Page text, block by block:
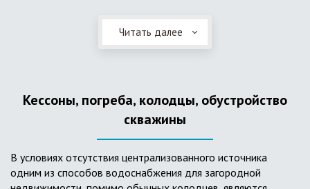
слой дренажа, устроенный из щебня и песка. Для септика
требуется только очищение через определенное время
большую прочность по сравнению с пластиковыми
Читать далее
Кессоны, погреба, колодцы, обустройство
скважины
В условиях отсутствия централизованного источника
одним из способов водоснабжения для загородной